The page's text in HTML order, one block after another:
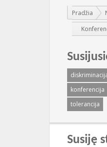
Jūs esate čia:
Pradžia
konferencija
tolerancija
Susiję